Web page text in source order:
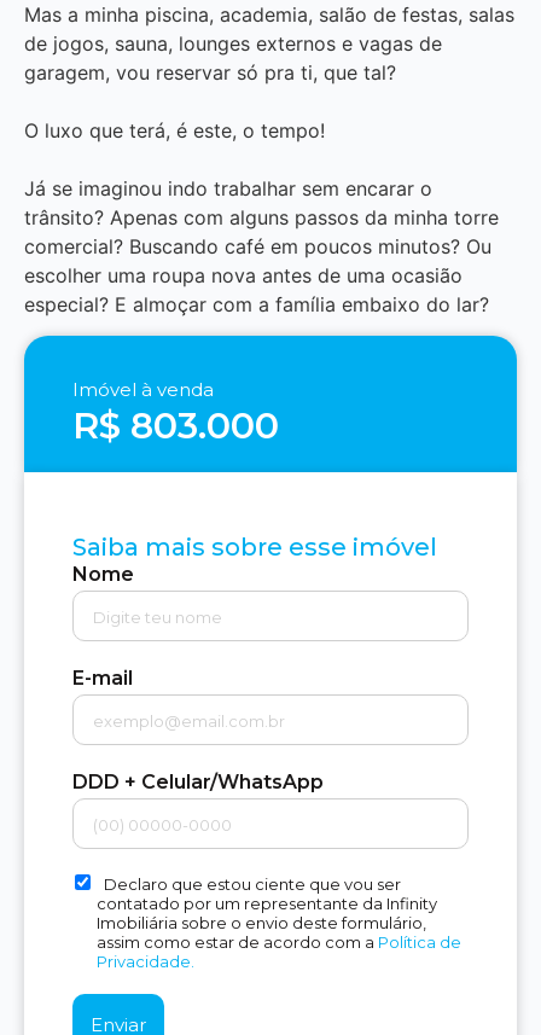
Mas a minha piscina, academia, salão de festas, salas
de jogos, sauna, lounges externos e vagas de
garagem, vou reservar só pra ti, que tal?
O luxo que terá, é este, o tempo!
Já se imaginou indo trabalhar sem encarar o
trânsito? Apenas com alguns passos da minha torre
comercial? Buscando café em poucos minutos? Ou
escolher uma roupa nova antes de uma ocasião
especial? E almoçar com a família embaixo do lar?
Imóvel à venda
R$ 803.000
Saiba mais sobre esse imóvel
Nome
E-mail
DDD + Celular/WhatsApp
Declaro que estou ciente que vou ser
contatado por um representante da Infinity
Imobiliária sobre o envio deste formulário,
assim como estar de acordo com a Política de
Privacidade.